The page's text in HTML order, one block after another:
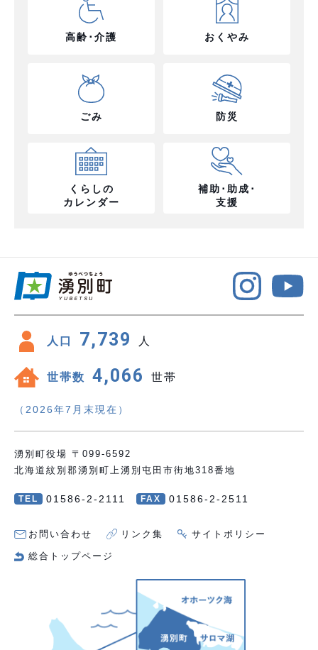
高齢･介護 おくやみ
ごみ 防災
くらしの
カレンダー
補助･助成･
支援
人口 7,739 人
世帯数 4,066 世帯
（2026年7月末現在）
湧別町役場 〒099-6592
北海道紋別郡湧別町上湧別屯田市街地318番地
TEL 01586-2-2111 FAX 01586-2-2511
お問い合わせ リンク集 サイトポリシー
総合トップページ